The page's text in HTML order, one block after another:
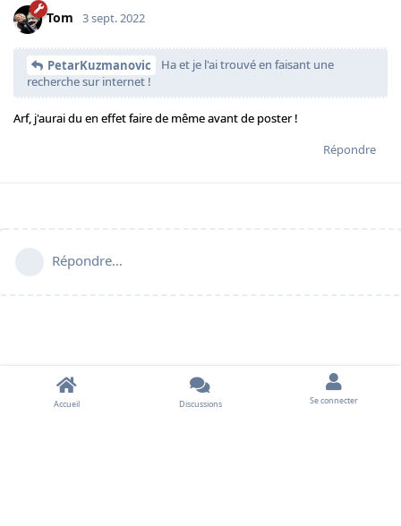
Tom 3 sept. 2022
PetarKuzmanovic
Ha et je l'ai trouvé en faisant une
recherche sur internet !
Arf, j'aurai du en effet faire de même avant de poster !
Répondre
Répondre…
Accueil Discussions Se connecter